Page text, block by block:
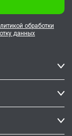
обработки
данных